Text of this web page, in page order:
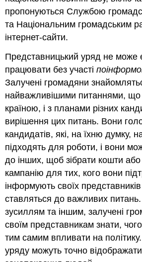
пропонуються Службою
та Національним громадським
інтернет-сайти.
Представницький уряд не може
працювати без участі
Залучені громадяни
найважливішими питаннями, що
країною, і з планами різних
вирішення цих питань. Вони
кандидатів, які, на їхню думку,
підходять для роботи, і вони
до інших, щоб зібрати кошти
кампанію для тих, кого вони
інформують своїх
ставляться до важливих
зусиллям та іншим, залучені
своїм представникам знати,
тим самим впливати на політику.
уряду можуть точно